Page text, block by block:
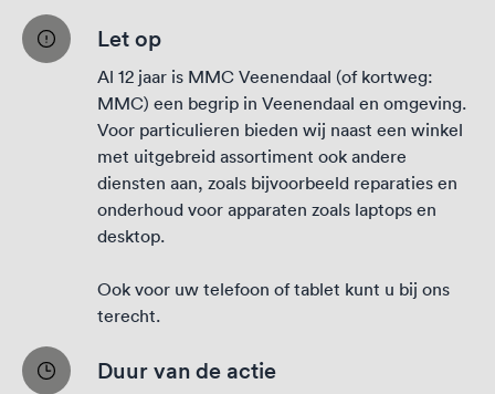
Let op
Al 12 jaar is MMC Veenendaal (of kortweg:
MMC) een begrip in Veenendaal en omgeving.
Voor particulieren bieden wij naast een winkel
met uitgebreid assortiment ook andere
diensten aan, zoals bijvoorbeeld reparaties en
onderhoud voor apparaten zoals laptops en
desktop.
Ook voor uw telefoon of tablet kunt u bij ons
terecht.
Duur van de actie